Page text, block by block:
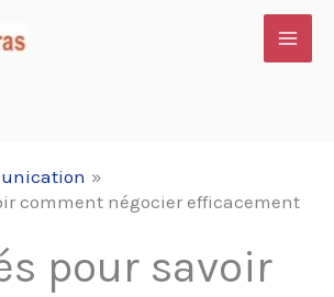
comment négocier efficacement
pour savoir